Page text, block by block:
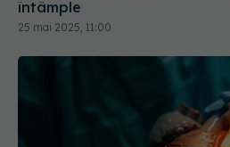
întâmple
25 mai 2025, 11:00